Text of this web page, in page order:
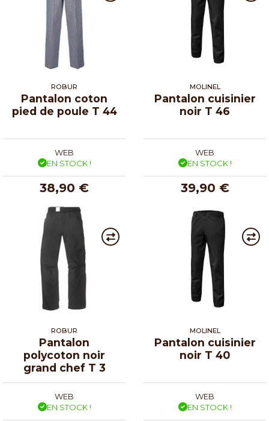
ROBUR
Pantalon coton
pied de poule T 44
WEB
EN STOCK !
38,90 €
MOLINEL
Pantalon cuisinier
noir T 46
WEB
EN STOCK !
39,90 €
ROBUR
Pantalon
polycoton noir
grand chef T 3
WEB
EN STOCK !
MOLINEL
Pantalon cuisinier
noir T 40
WEB
EN STOCK !